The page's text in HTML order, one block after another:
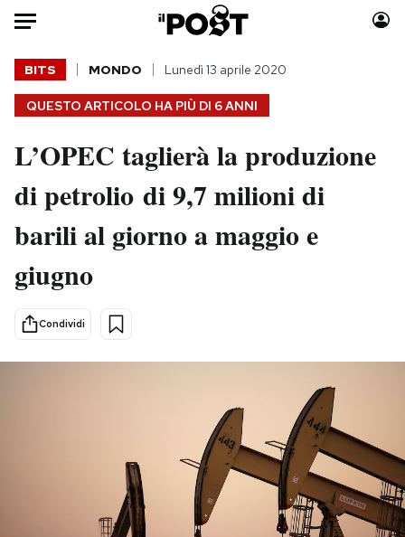
Auto
HOME
Italia
Politica
Tecnologia
Scienza
Cultura
Economia
Sport
Moda
Consumismi
Storie/Idee
Ok Boomer!
Mondiali calcio 2026
NEWSLETTER
QUESTO ARTICOLO HA PIÙ DI 6 ANNI
BITS MONDO Lunedì 13 aprile 2020
L’OPEC taglierà la produzione
di petrolio di 9,7 milioni di
barili al giorno a maggio e
giugno
Condividi